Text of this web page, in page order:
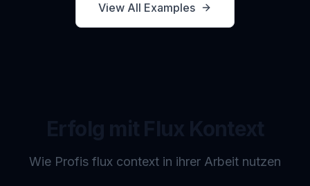
View All Examples
Wie Profis flux context in ihrer Arbeit nutzen